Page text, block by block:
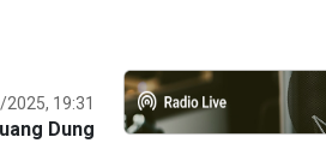
2025, 19:31
Dung